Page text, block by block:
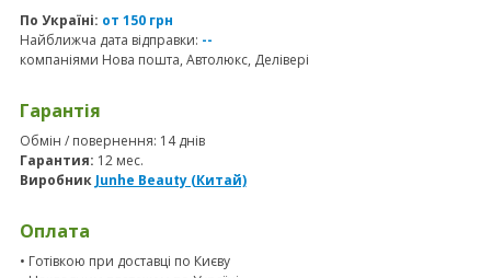
По Україні: от 150 грн
Найближча дата відправки: --
компаніями Нова пошта, Автолюкс, Делівері
Гарантія
Обмін / повернення: 14 днів
Гарантия: 12 мес.
Виробник Junhe Beauty (Китай)
Оплата
• Готівкою при доставці по Києву